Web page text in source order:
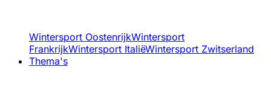
Wintersport OostenrijkWintersport
FrankrijkWintersport ItaliëWintersport Zwitserland
Thema's